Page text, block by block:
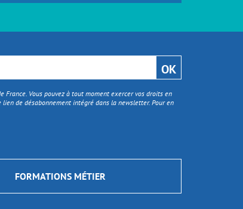
France. Vous pouvez à tout moment exercer vos droits en
de désabonnement intégré dans la newsletter. Pour en
FORMATIONS MÉTIER